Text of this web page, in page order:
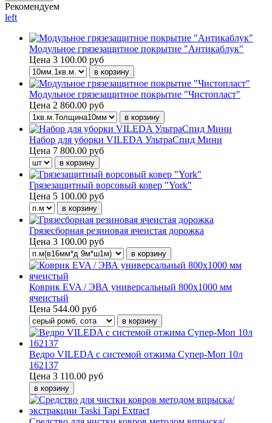
Рекомендуем
left
Модульное грязезащитное покрытие "Антикаблук"
Цена 3 100.00 руб
Модульное грязезащитное покрытие "Чистопласт"
Цена 2 860.00 руб
Набор для уборки VILEDA УльтраСпид Мини
Цена 7 800.00 руб
Грязезащитный ворсовый ковер "York"
Цена 5 100.00 руб
Грязесборная резиновая ячеистая дорожка
Цена 3 100.00 руб
Коврик EVA / ЭВА универсальный 800х1000 мм
ячеистый
Цена 544.00 руб
Ведро VILEDA с системой отжима Супер-Моп 10л
162137
Цена 3 110.00 руб